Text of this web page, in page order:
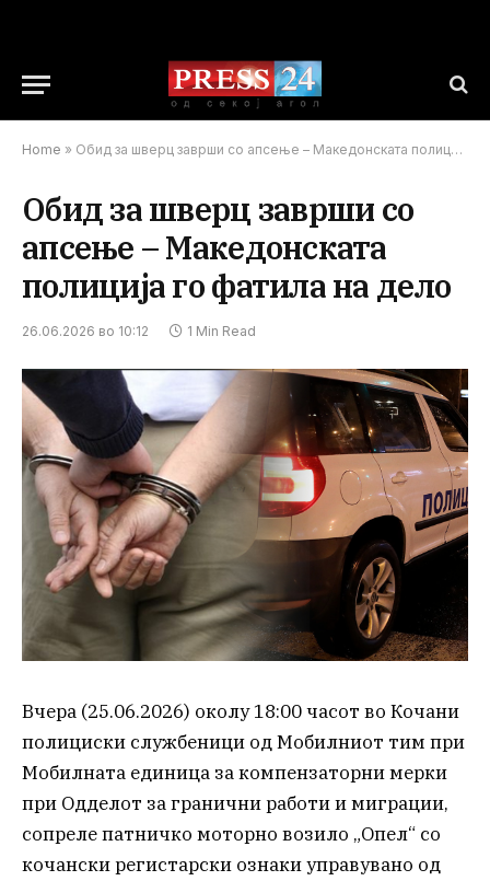
Home » Обид за шверц заврши со апсење – Македонската полиција го фатила на дело
Обид за шверц заврши со
апсење – Македонската
полиција го фатила на дело
26.06.2026 во 10:12 1 Min Read
Вчера (25.06.2026) околу 18:00 часот во Кочани
полициски службеници од Мобилниот тим при
Мобилната единица за компензаторни мерки
при Одделот за гранични работи и миграции,
сопреле патничко моторно возило „Опел“ со
кочански регистарски ознаки управувано од